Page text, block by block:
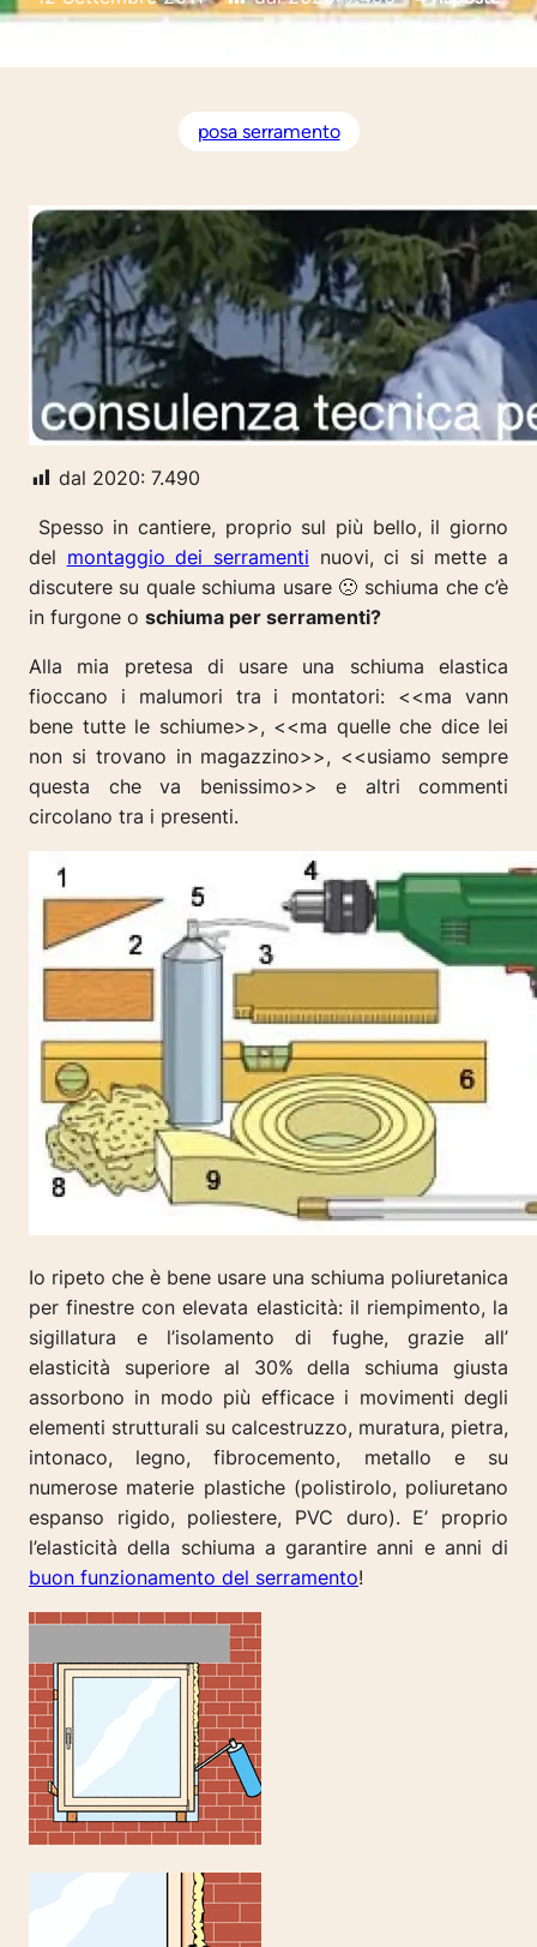
posa serramento
dal 2020: 7.490
Spesso in cantiere, proprio sul più bello, il giorno
del montaggio dei serramenti nuovi, ci si mette a
discutere su quale schiuma usare 🙁 schiuma che c’è
in furgone o schiuma per serramenti?
Alla mia pretesa di usare una schiuma elastica
fioccano i malumori tra i montatori: <<ma vann
bene tutte le schiume>>, <<ma quelle che dice lei
non si trovano in magazzino>>, <<usiamo sempre
questa che va benissimo>> e altri commenti
circolano tra i presenti.
Io ripeto che è bene usare una schiuma poliuretanica
per finestre con elevata elasticità: il riempimento, la
sigillatura e l’isolamento di fughe, grazie all’
elasticità superiore al 30% della schiuma giusta
assorbono in modo più efficace i movimenti degli
elementi strutturali su calcestruzzo, muratura, pietra,
intonaco, legno, fibrocemento, metallo e su
numerose materie plastiche (polistirolo, poliuretano
espanso rigido, poliestere, PVC duro). E’ proprio
l’elasticità della schiuma a garantire anni e anni di
buon funzionamento del serramento!